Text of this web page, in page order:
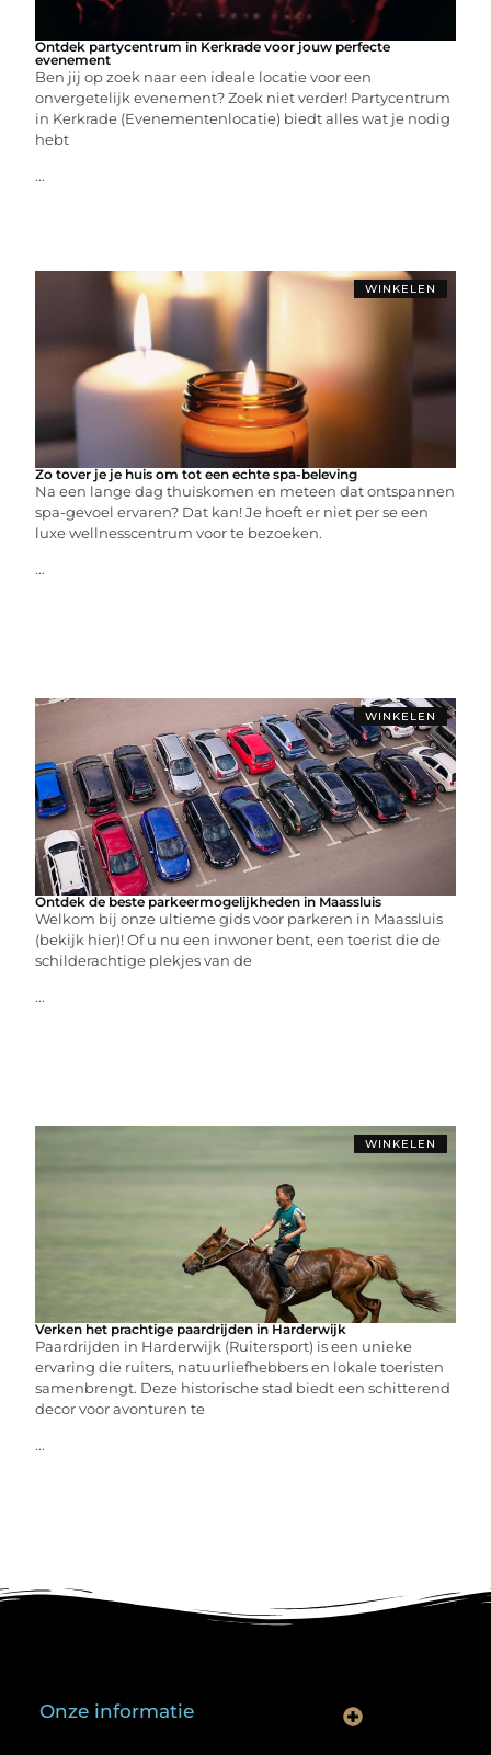
Ontdek partycentrum in Kerkrade voor jouw perfecte
evenement
Ben jij op zoek naar een ideale locatie voor een
onvergetelijk evenement? Zoek niet verder! Partycentrum
in Kerkrade (Evenementenlocatie) biedt alles wat je nodig
hebt
...
WINKELEN
Zo tover je je huis om tot een echte spa-beleving
Na een lange dag thuiskomen en meteen dat ontspannen
spa-gevoel ervaren? Dat kan! Je hoeft er niet per se een
luxe wellnesscentrum voor te bezoeken.
...
WINKELEN
Ontdek de beste parkeermogelijkheden in Maassluis
Welkom bij onze ultieme gids voor parkeren in Maassluis
(bekijk hier)! Of u nu een inwoner bent, een toerist die de
schilderachtige plekjes van de
...
WINKELEN
Verken het prachtige paardrijden in Harderwijk
Paardrijden in Harderwijk (Ruitersport) is een unieke
ervaring die ruiters, natuurliefhebbers en lokale toeristen
samenbrengt. Deze historische stad biedt een schitterend
decor voor avonturen te
...
Onze informatie